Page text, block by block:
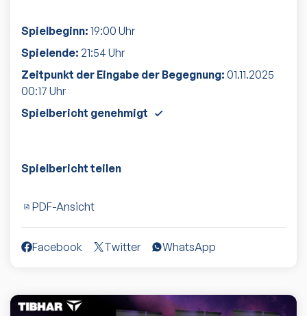
Spielbeginn: 19:00 Uhr
Spielende: 21:54 Uhr
Zeitpunkt der Eingabe der Begegnung: 01.11.2025
00:17 Uhr
Spielbericht genehmigt
Spielbericht teilen
PDF-Ansicht
Facebook Twitter WhatsApp